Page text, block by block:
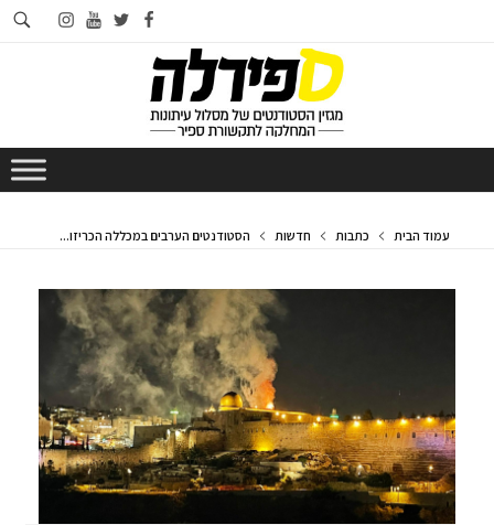
facebook
twitter
youtube
instagram
עמוד הבית כתבות חדשות הסטודנטים הערבים במכללה הכריזו...